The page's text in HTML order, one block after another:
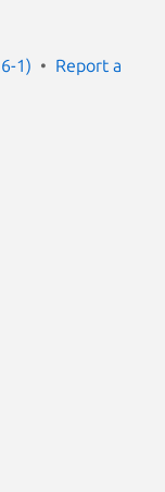
1)
Report a